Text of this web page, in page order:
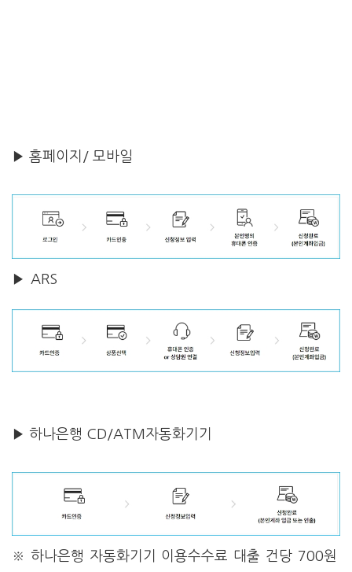
▶ 홈페이지/ 모바일
▶ ARS
▶ 하나은행 CD/ATM자동화기기
※ 하나은행 자동화기기 이용수수료 대출 건당 700원